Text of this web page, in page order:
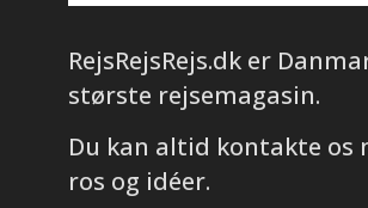
RejsRejsRejs.dk er
største rejsemagasin.
Du kan altid kontakte os
ros og idéer.